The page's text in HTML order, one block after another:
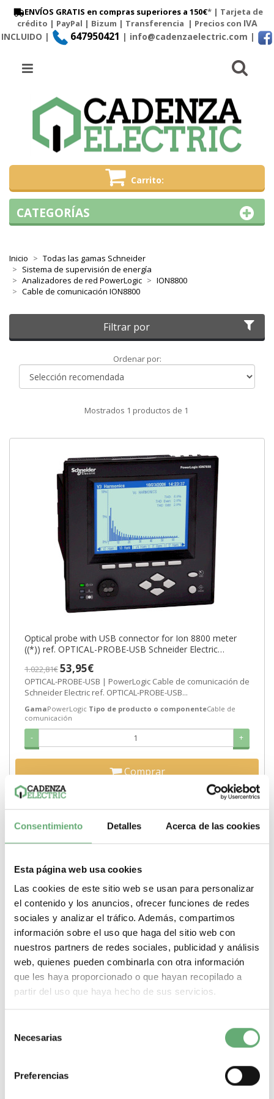
Consentimiento Detalles Acerca de las cookies
Esta página web usa cookies
Las cookies de este sitio web se usan para personalizar
el contenido y los anuncios, ofrecer funciones de redes
sociales y analizar el tráfico. Además, compartimos
información sobre el uso que haga del sitio web con
nuestros partners de redes sociales, publicidad y análisis
web, quienes pueden combinarla con otra información
que les haya proporcionado o que hayan recopilado a
partir del uso que haya hecho de sus servicios.
Necesarias
Preferencias
ENVÍOS GRATIS en compras superiores a 150€* | Tarjeta de
crédito | PayPal | Bizum | Transferencia | Precios con IVA
INCLUIDO |
647950421 | info@cadenzaelectric.com |
Carrito
Menú
Inicio
Todas las gamas Schneider
Sistema de supervisión de energía
Analizadores de red PowerLogic
ION8800
Cable de comunicación ION8800
Filtrar por
Ordenar por:Ordenar
Mostrados 1 productos de 1
Optical probe with USB connector for Ion 8800 meter
((*)) ref. OPTICAL-PROBE-USB Schneider Electric
1.022,81€53,95€
OPTICAL-PROBE-USB | PowerLogic Cable de comunicación de
Schneider Electric ref. OPTICAL-PROBE-USB...
GamaPowerLogic Tipo de producto o componenteCable de
comunicación
- +
Comprar
MÁS DETALLES ACERCA DE...
Cable de comunicación ION8800 de Schneider Electric. Encuentra
todas las referencias de Schneider Electric al mejor precio de
internet en Cadenza Electric. Tenemos todo tipo de Cable de
comunicación ION8800 en nuestro almacén de material eléctrico.
Nuestra tienda de material eléctrico es el distribuidor Schneider
pensado para hacer de tus compras de material eléctrico un
proceso rápido, sencillo, seguro, y con la mejor oferta de internet.
CATEGORÍAS
Filtrar por
¿Que necesitas? A continuación te dejamos lo más
Magnetotermicos de 2 polos
Magnetotermicos de 3 polos
Magnetotermicos de 6kA